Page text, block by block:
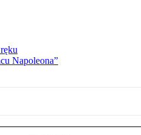
Napoleona”